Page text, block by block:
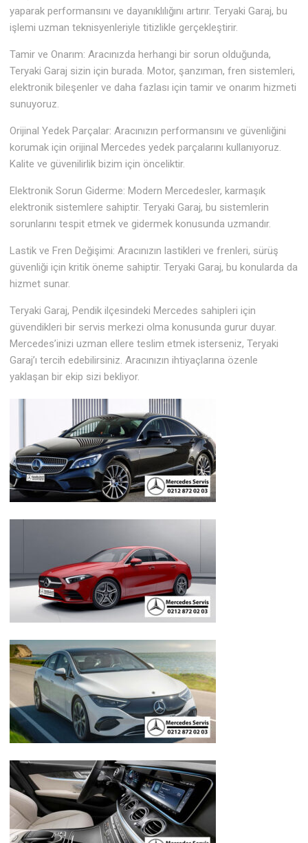
yaparak performansını ve dayanıklılığını artırır. Teryaki Garaj, bu
işlemi uzman teknisyenleriyle titizlikle gerçekleştirir.
Tamir ve Onarım: Aracınızda herhangi bir sorun olduğunda,
Teryaki Garaj sizin için burada. Motor, şanzıman, fren sistemleri,
elektronik bileşenler ve daha fazlası için tamir ve onarım hizmeti
sunuyoruz.
Orijinal Yedek Parçalar: Aracınızın performansını ve güvenliğini
korumak için orijinal Mercedes yedek parçalarını kullanıyoruz.
Kalite ve güvenilirlik bizim için önceliktir.
Elektronik Sorun Giderme: Modern Mercedesler, karmaşık
elektronik sistemlere sahiptir. Teryaki Garaj, bu sistemlerin
sorunlarını tespit etmek ve gidermek konusunda uzmandır.
Lastik ve Fren Değişimi: Aracınızın lastikleri ve frenleri, sürüş
güvenliği için kritik öneme sahiptir. Teryaki Garaj, bu konularda da
hizmet sunar.
Teryaki Garaj, Pendik ilçesindeki Mercedes sahipleri için
güvendikleri bir servis merkezi olma konusunda gurur duyar.
Mercedes’inizi uzman ellere teslim etmek isterseniz, Teryaki
Garaj’ı tercih edebilirsiniz. Aracınızın ihtiyaçlarına özenle
yaklaşan bir ekip sizi bekliyor.